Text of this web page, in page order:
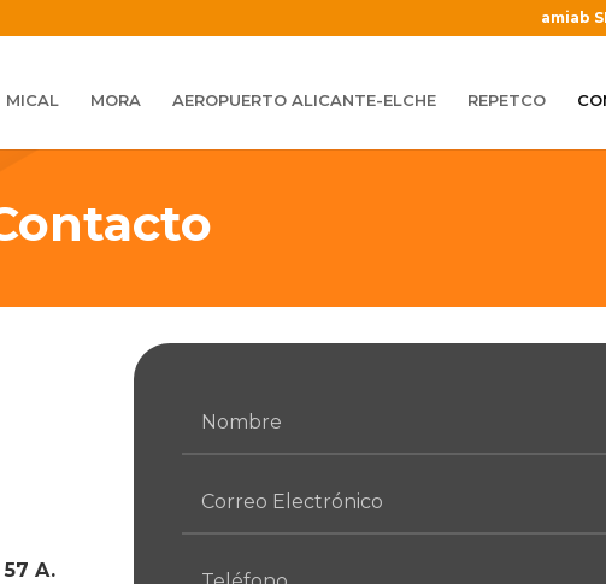
amiab
MICAL MORA AEROPUERTO ALICANTE-ELCHE REPETCO
A.